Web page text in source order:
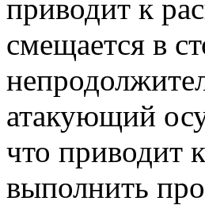
приводит к
смещается в
атакующий
что приводит
выполнить